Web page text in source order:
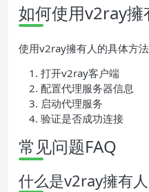
如何使用v2ray擁
使用v2ray擁有人的具体方法
打开v2ray客户端
配置代理服务器信息
启动代理服务
验证是否成功连接
常见问题FAQ
什么是v2ray擁有